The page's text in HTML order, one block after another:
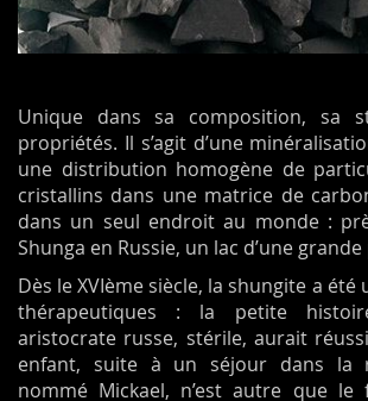
Unique dans sa composition, sa
propriétés. Il s’agit d’une
une distribution homogène de
cristallins dans une matrice de
dans un seul endroit au monde :
Shunga en Russie, un lac d’une
Dès le XVIème siècle, la shungite a été
thérapeutiques : la petite
aristocrate russe, stérile, aurait
enfant, suite à un séjour dans la
nommé Mickael, n’est autre que